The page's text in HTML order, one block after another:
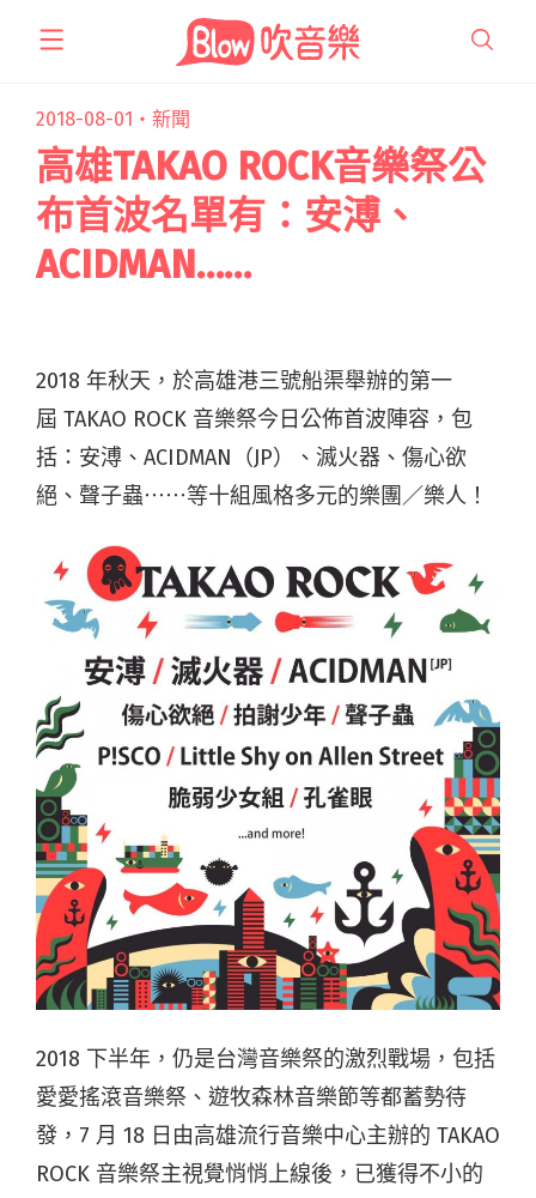
2018-08-01・ 新聞
高雄TAKAO ROCK音樂祭公
布首波名單有：安溥、
ACIDMAN……
2018 年秋天，於高雄港三號船渠舉辦的第一
屆 TAKAO ROCK 音樂祭今日公佈首波陣容，包
括：安溥、ACIDMAN（JP）、滅火器、傷心欲
絕、聲子蟲⋯⋯等十組風格多元的樂團／樂人！
2018 下半年，仍是台灣音樂祭的激烈戰場，包括
愛愛搖滾音樂祭、遊牧森林音樂節等都蓄勢待
發，7 月 18 日由高雄流行音樂中心主辦的 TAKAO
ROCK 音樂祭主視覺悄悄上線後，已獲得不小的